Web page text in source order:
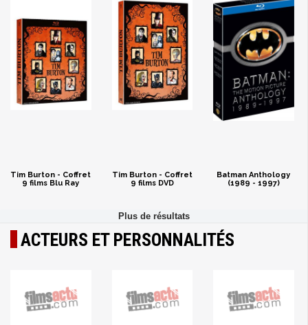
Tim Burton - Coffret
9 films Blu Ray
Tim Burton - Coffret
9 films DVD
Batman Anthology
(1989 - 1997)
ACTEURS ET PERSONNALITÉS